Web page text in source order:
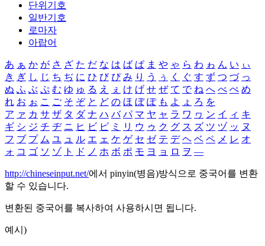
단위기호
일반기호
로마자
아랍어
あ ぁ か が さ ざ た だ な は ば ぱ ま や ゃ ら わ ゎ ん い ぃ
き ぎ し じ ち ぢ に ひ び ぴ み り う ぅ く ぐ す ず つ づ っ
ぬ ふ ぶ ぷ む ゆ ゅ る え ぇ け げ せ ぜ て で ね へ べ ぺ め
れ お ぉ こ ご そ ぞ と ど の ほ ぼ ぽ も よ ょ ろ を
ア ァ カ サ ザ タ ダ ナ ハ バ パ マ ヤ ャ ラ ワ ヮ ン イ ィ キ
ギ シ ジ チ ヂ ニ ヒ ビ ピ ミ リ ウ ゥ ク グ ス ズ ツ ヅ ッ ヌ
フ ブ プ ム ユ ュ ル エ ェ ケ ゲ セ ゼ テ デ ヘ ベ ペ メ レ オ
ォ コ ゴ ソ ゾ ト ド ノ ホ ボ ポ モ ヨ ョ ロ ヲ ―
http://chineseinput.net/에서 pinyin(병음)방식으로 중국어를 변환
할 수 있습니다.
변환된 중국어를 복사하여 사용하시면 됩니다.
예시)